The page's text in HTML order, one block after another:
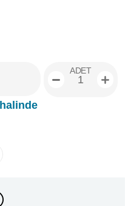
ADET